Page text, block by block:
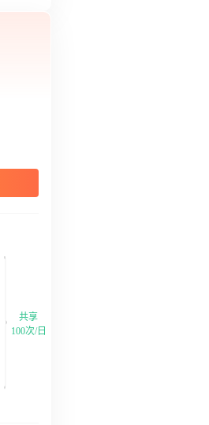
共享
100次/日